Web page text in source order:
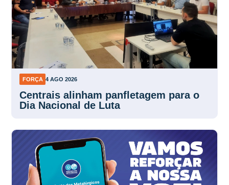
FORÇA 4 AGO 2026
Centrais alinham panfletagem para o
Dia Nacional de Luta